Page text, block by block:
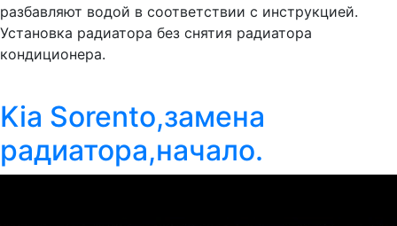
разбавляют водой в соответствии с инструкцией.
Установка радиатора без снятия радиатора
кондиционера.
Kia Sorento,замена
радиатора,начало.